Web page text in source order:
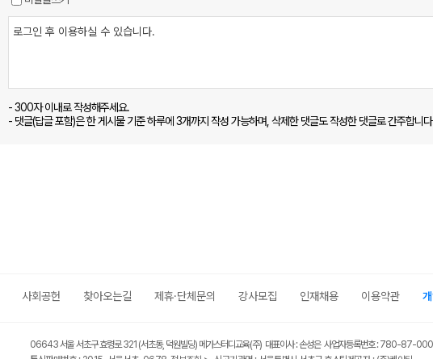
- 300자 이내로 작성해주세요.
- 댓글(답글 포함)은 한 게시물 기준 하루에 3개까지 작성 가능하며, 삭제한 댓글도 작성한 댓글로 간주합니
사회공헌 찾아오는길 제휴·단체문의 강사모집 인재채용 이용약관
06643 서울 서초구 효령로 321 (서초동, 덕원빌딩) 메가스터디교육(주) 대표이사 : 손성은 사업자등록번호 : 780-87-